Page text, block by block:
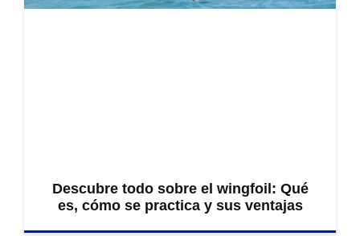
Descubre todo sobre el wingfoil: Qué
es, cómo se practica y sus ventajas